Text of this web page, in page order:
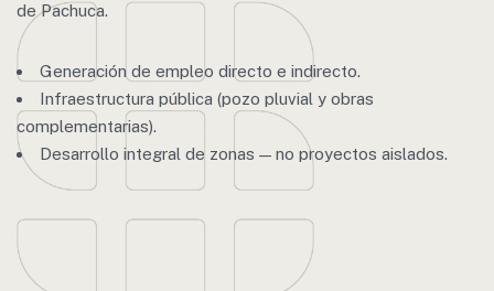
de Pachuca.
Generación de empleo directo e indirecto.
Infraestructura pública (pozo pluvial y obras
complementarias).
Desarrollo integral de zonas — no proyectos aislados.